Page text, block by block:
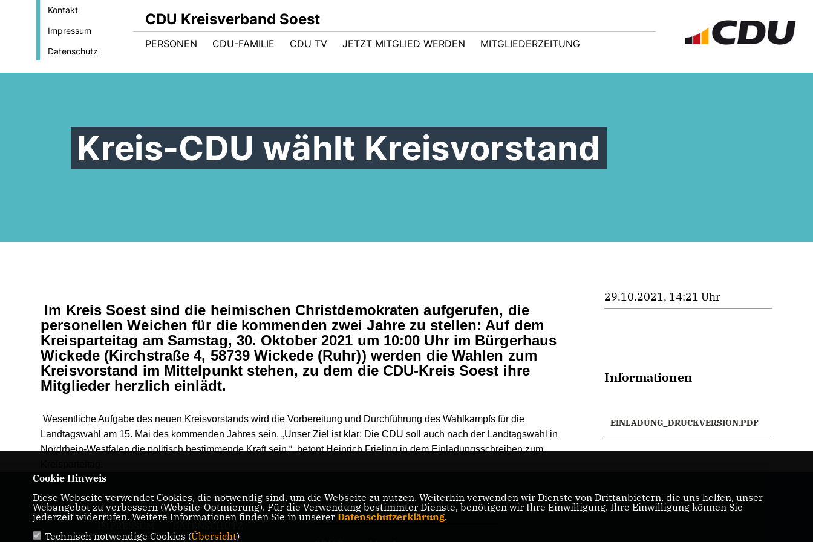
Kontakt
Impressum
Datenschutz
CDU Kreisverband Soest
PERSONEN CDU-FAMILIE CDU TV JETZT MITGLIED WERDEN MITGLIEDERZEITUNG
Kreis-CDU wählt Kreisvorstand
Im Kreis Soest sind die heimischen Christdemokraten aufgerufen, die
personellen Weichen für die kommenden zwei Jahre zu stellen: Auf dem
Kreisparteitag am Samstag, 30. Oktober 2021 um 10:00 Uhr im Bürgerhaus
Wickede (Kirchstraße 4, 58739 Wickede (Ruhr)) werden die Wahlen zum
Kreisvorstand im Mittelpunkt stehen, zu dem die CDU-Kreis Soest ihre
Mitglieder herzlich einlädt.
Wesentliche Aufgabe des neuen Kreisvorstands wird die Vorbereitung und Durchführung des Wahlkampfs für die
Landtagswahl am 15. Mai des kommenden Jahres sein. „Unser Ziel ist klar: Die CDU soll auch nach der Landtagswahl in
Nordrhein-Westfalen die politisch bestimmende Kraft sein.“, betont Heinrich Frieling in dem Einladungsschreiben zum
29.10.2021, 14:21 Uhr
Informationen
EINLADUNG_DRUCKVERSION.PDF
Homepage der CDU im Kreis Soest
CDU Nordrhein-Westfalen
Cookie Hinweis
Diese Webseite verwendet Cookies, die notwendig sind, um die Webseite zu nutzen. Weiterhin verwenden wir Dienste von Drittanbietern, die uns helfen, unser
Webangebot zu verbessern (Website-Optmierung). Für die Verwendung bestimmter Dienste, benötigen wir Ihre Einwilligung. Ihre Einwilligung können Sie
jederzeit widerrufen. Weitere Informationen finden Sie in unserer Datenschutzerklärung.
Technisch notwendige Cookies (Übersicht)